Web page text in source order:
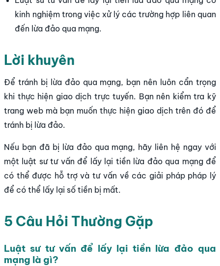
kinh nghiệm trong việc xử lý các trường hợp liên quan
đến lừa đảo qua mạng.
Lời khuyên
Để tránh bị lừa đảo qua mạng, bạn nên luôn cẩn trọng
khi thực hiện giao dịch trực tuyến. Bạn nên kiểm tra kỹ
trang web mà bạn muốn thực hiện giao dịch trên đó để
tránh bị lừa đảo.
Nếu bạn đã bị lừa đảo qua mạng, hãy liên hệ ngay với
một luật sư tư vấn để lấy lại tiền lừa đảo qua mạng để
có thể được hỗ trợ và tư vấn về các giải pháp pháp lý
để có thể lấy lại số tiền bị mất.
5 Câu Hỏi Thường Gặp
Luật sư tư vấn để lấy lại tiền lừa đảo qua
mạng là gì?